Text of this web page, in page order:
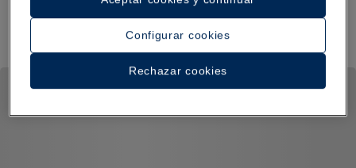
Configurar cookies
Rechazar cookies